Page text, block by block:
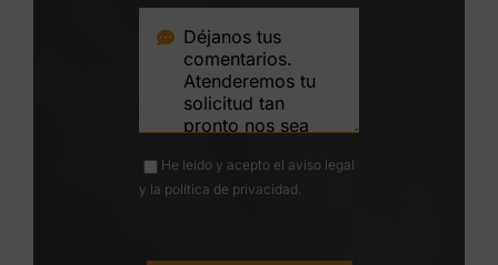
He leído y acepto el aviso legal
y la política de privacidad